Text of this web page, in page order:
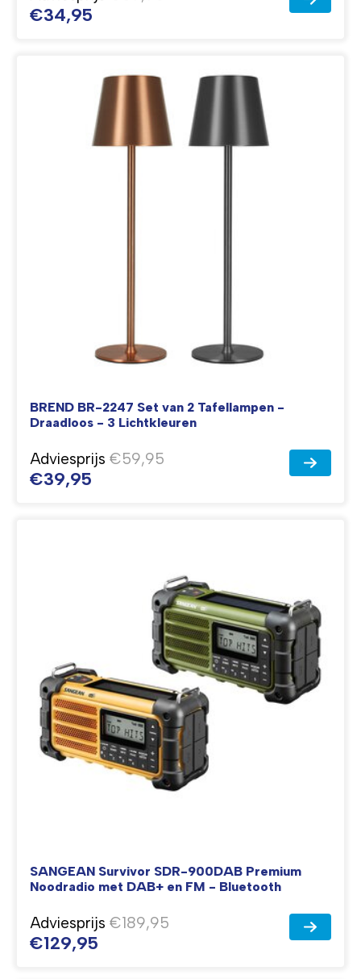
€34,95
BREND BR-2247 Set van 2 Tafellampen -
Draadloos - 3 Lichtkleuren
Adviesprijs €59,95
€39,95
SANGEAN Survivor SDR-900DAB Premium
Noodradio met DAB+ en FM - Bluetooth
Adviesprijs €189,95
€129,95